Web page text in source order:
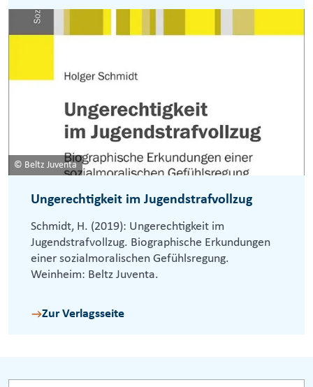
© Beltz Juventa
Ungerechtigkeit im Jugendstrafvollzug
Schmidt, H. (2019): Ungerechtigkeit im
Jugendstrafvollzug. Biographische Erkundungen
einer sozialmoralischen Gefühlsregung.
Weinheim: Beltz Juventa.
Zur Verlagsseite